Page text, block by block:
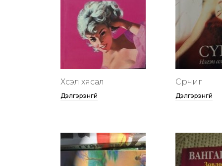
Хүсэл хясал
Дэлгэрэнгүй
Сүрчиг
Дэлгэрэнгүй